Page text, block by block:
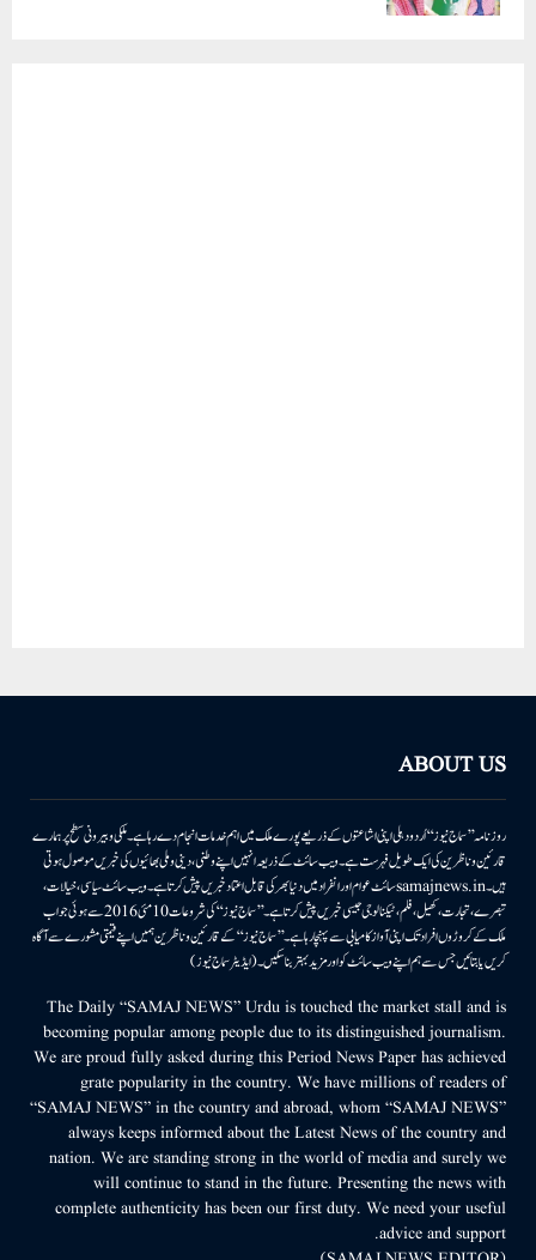
ABOUT US
روزنامہ ’’سماج نیوز‘‘ اُردو دہلی اپنی اشاعتوں کے ذریعے پورے ملک میں اہم خدمات انجام دے رہا ہے۔ ملکی وبیرونی سطح پر ہمارے
قارئین وناظرین کی ایک طویل فہرست ہے۔ ویب سائٹ کے ذریعہ انہیں اپنے وطنی، دینی وملی بھائیوں کی خبریں موصول ہوتی
ہیں۔samajnews.inسائٹ عوام اور انفراد میں دنیا بھر کی قابل اعتماد خبریں پیش کرتا ہے۔ ویب سائٹ سیاسی، خیالات،
تبصرے، تجارت، کھیل، فلم، ٹیکنالوجی جیسی خبریں پیش کرتا ہے۔ ’’سماج نیوز‘‘ کی شروعات 10مئی 2016 سے ہوئی جو اب
ملک کے کروڑوں افراد تک اپنی آواز کامیابی سے پہنچا رہا ہے۔ ’’سماج نیوز‘‘ کے قارئین وناظرین ہمیں اپنے قیمتی مشورے سے آگاہ
کریں یا بتائیں جس سے ہم اپنے ویب سائٹ کو اور مزید بہتر بناسکیں۔ (ایڈیٹر سماج نیوز)
The Daily “SAMAJ NEWS” Urdu is touched the market stall and is
becoming popular among people due to its distinguished journalism.
We are proud fully asked during this Period News Paper has achieved
grate popularity in the country. We have millions of readers of
“SAMAJ NEWS” in the country and abroad, whom “SAMAJ NEWS”
always keeps informed about the Latest News of the country and
nation. We are standing strong in the world of media and surely we
will continue to stand in the future. Presenting the news with
complete authenticity has been our first duty. We need your useful
advice and support.